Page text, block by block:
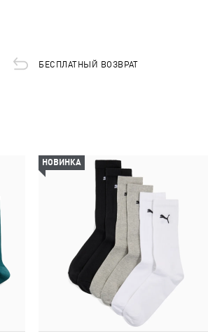
БЕСПЛАТНЫЙ ВОЗВРАТ
НОВИНКА